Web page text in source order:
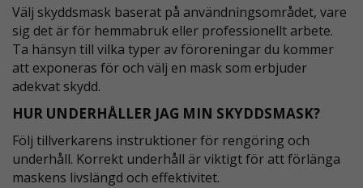
Välj skyddsmask baserat på användningsområdet, vare
sig det är för hemmabruk eller professionellt arbete.
Ta hänsyn till vilka typer av föroreningar du kommer
att exponeras för och välj en mask som erbjuder
adekvat skydd.
HUR UNDERHÅLLER JAG MIN SKYDDSMASK?
Följ tillverkarens instruktioner för rengöring och
underhåll. Korrekt underhåll är viktigt för att förlänga
maskens livslängd och effektivitet.